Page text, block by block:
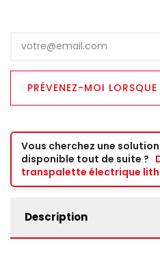
Vous cherchez une
disponible tout de suite ?
transpalette électrique
Description